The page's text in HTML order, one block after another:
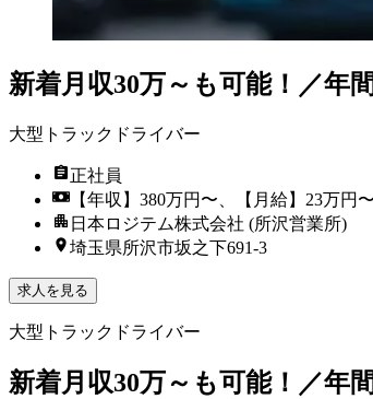
新着月収30万～も可能！／年
大型トラックドライバー
正社員
【年収】380万円〜、【月給】23万円〜
日本ロジテム株式会社 (所沢営業所)
埼玉県所沢市坂之下691-3
求人を見る
大型トラックドライバー
新着月収30万～も可能！／年